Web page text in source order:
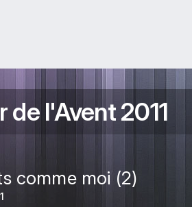
de l'Avent 2011
comme moi (2)